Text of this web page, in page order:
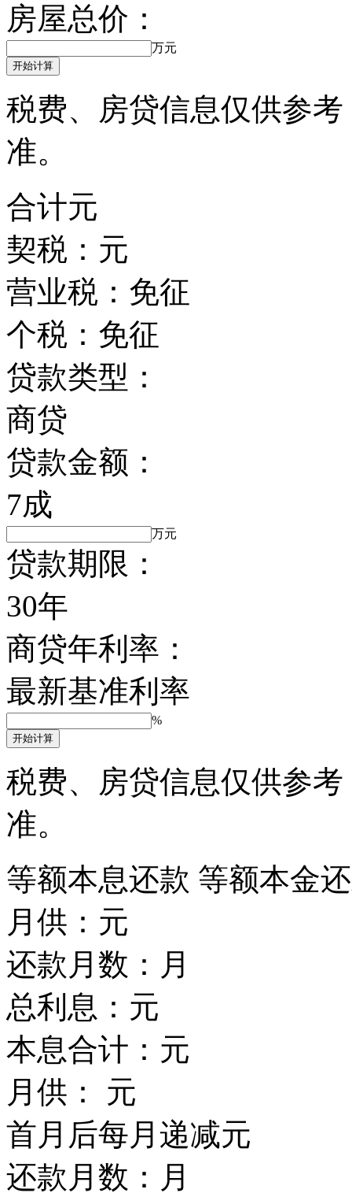
房屋总价：
万元
开始计算
税费、房贷信息仅供参
准。
合计元
契税： 元
营业税： 免征
个税： 免征
贷款类型：
商贷
贷款金额：
7成
万元
贷款期限：
30年
商贷年利率：
最新基准利率
%
开始计算
税费、房贷信息仅供参
准。
等额本息还款 等额本金
月供： 元
还款月数： 月
总利息： 元
本息合计： 元
月供：
元
首月后每月递减元
还款月数： 月